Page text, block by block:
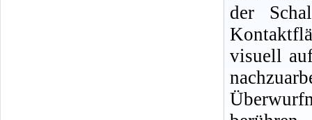
der
visuell